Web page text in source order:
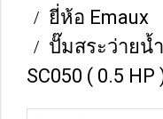
ยี่ห้อ Emaux
ปั๊มสระว่ายน้
SC050 ( 0.5 HP